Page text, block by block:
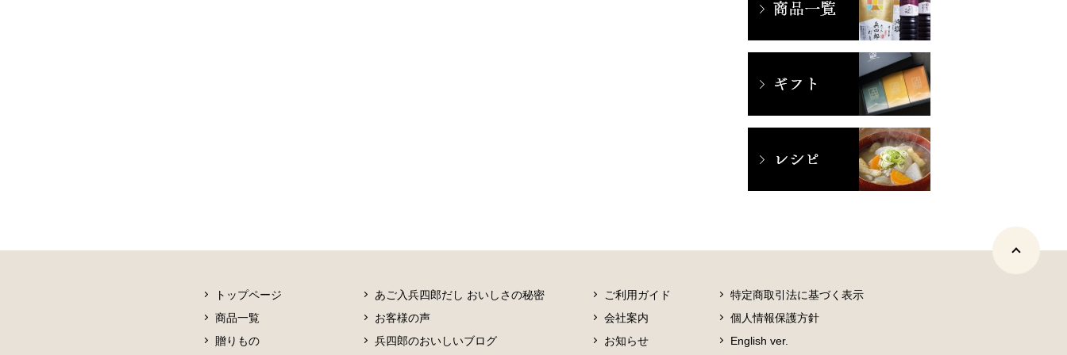
トップページ
商品一覧
贈りもの
あご入兵四郎だし おいしさの秘密
お客様の声
兵四郎のおいしいブログ
ご利用ガイド
会社案内
お知らせ
特定商取引法に基づく表示
個人情報保護方針
English ver.